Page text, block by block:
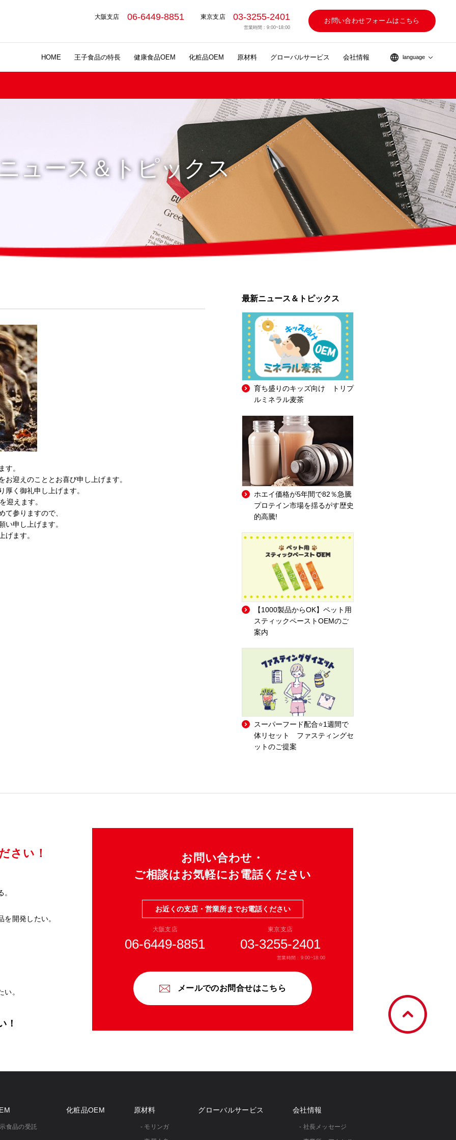
大阪支店 06-6449-8851 東京支店 03-3255-2401
営業時間 : 9:00~18:00
お問い合わせフォームはこちら
HOME 王子食品の特長 健康食品OEM 化粧品OEM 原材料 グローバルサービス 会社情報 language
ュース＆トピックス
す。
迎えのこととお喜び申し上げます。
厚く御礼申し上げます。
迎えます。
て参りますので、
い申し上げます。
げます。
最新ニュース＆トピックス
育ち盛りのキッズ向け トリプ
ルミネラル麦茶
ホエイ価格が5年間で82％急騰
プロテイン市場を揺るがす歴史
的高騰!
【1000製品からOK】ペット用
スティックペーストOEMのご
案内
スーパーフード配合⭐1週間で
体リセット ファスティングセ
ットのご提案
さい！
開発したい。
。
！
お問い合わせ・
ご相談はお気軽にお電話ください
お近くの支店・営業所までお電話ください
大阪支店
06-6449-8851
東京支店
03-3255-2401
営業時間 : 9:00~18:00
メールでのお問合せはこちら
食品の受託
化粧品OEM 原材料
- モリンガ
グローバルサービス 会社情報
- 社⻑メッセージ